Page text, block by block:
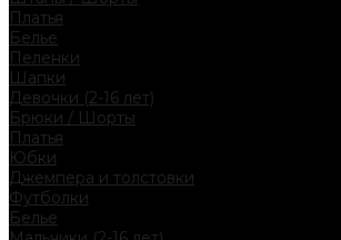
Платья
Белье
Пеленки
Шапки
Девочки (2-16 лет)
Брюки / Шорты
Платья
Юбки
Джемпера и толстовки
Футболки
Белье